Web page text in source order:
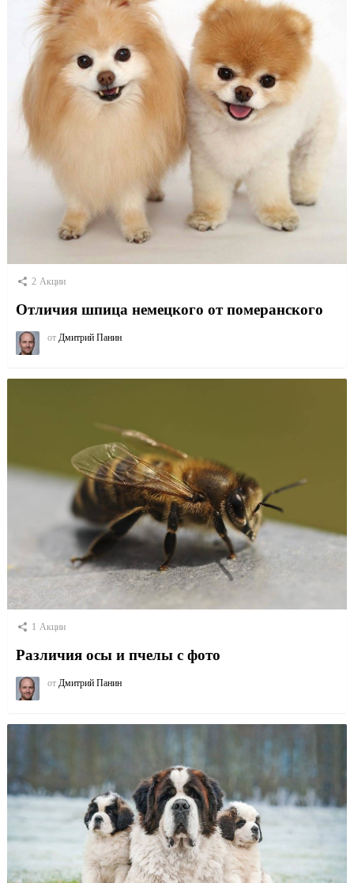
2 Акции
Отличия шпица немецкого от померанского
от Дмитрий Панин
1 Акции
Различия осы и пчелы с фото
от Дмитрий Панин